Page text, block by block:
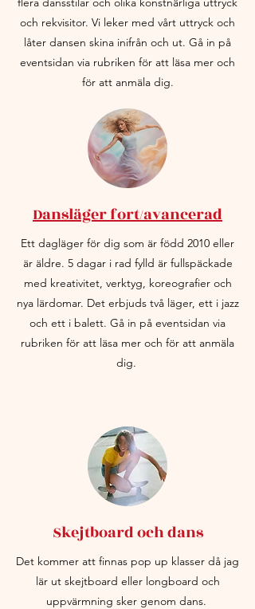
och rekvisitor. Vi leker med vårt uttryck och
låter dansen skina inifrån och ut. Gå in på
eventsidan via rubriken för att läsa mer och
för att anmäla dig.
Dansläger fort/avancerad
Ett dagläger för dig som är född 2010 eller
är äldre. 5 dagar i rad fylld är fullspäckade
med kreativitet, verktyg, koreografier och
nya lärdomar. Det erbjuds två läger, ett i jazz
och ett i balett. Gå in på eventsidan via
rubriken för att läsa mer och för att anmäla
dig.
Skejtboard och dans
Det kommer att finnas pop up klasser då jag
lär ut skejtboard eller longboard och
uppvärmning sker genom dans.